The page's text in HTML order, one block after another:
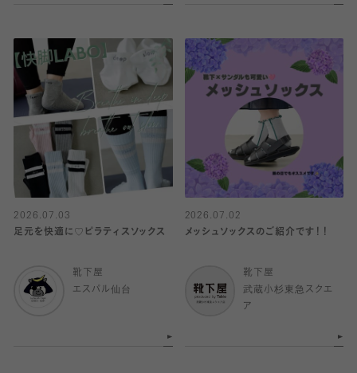
2026.07.03
足元を快適に♡ピラティスソックス
靴下屋
エスパル仙台
2026.07.02
メッシュソックスのご紹介です！！
靴下屋
武蔵小杉東急スクエ
ア